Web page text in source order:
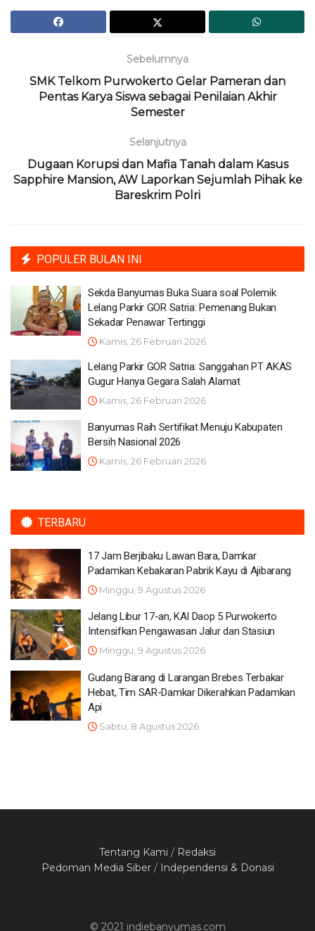
Sebelumnya
SMK Telkom Purwokerto Gelar Pameran dan
Pentas Karya Siswa sebagai Penilaian Akhir
Semester
Selanjutnya
Dugaan Korupsi dan Mafia Tanah dalam Kasus
Sapphire Mansion, AW Laporkan Sejumlah Pihak ke
Bareskrim Polri
POPULER BULAN INI
Sekda Banyumas Buka Suara soal Polemik
Lelang Parkir GOR Satria: Pemenang Bukan
Sekadar Penawar Tertinggi
Kamis, 26 Februari 2026
Lelang Parkir GOR Satria: Sanggahan PT AKAS
Gugur Hanya Gegara Salah Alamat
Kamis, 26 Februari 2026
Banyumas Raih Sertifikat Menuju Kabupaten
Bersih Nasional 2026
Kamis, 26 Februari 2026
TERBARU
17 Jam Berjibaku Lawan Bara, Damkar
Padamkan Kebakaran Pabrik Kayu di Ajibarang
Minggu, 9 Agustus 2026
Jelang Libur 17-an, KAI Daop 5 Purwokerto
Intensifkan Pengawasan Jalur dan Stasiun
Minggu, 9 Agustus 2026
Gudang Barang di Larangan Brebes Terbakar
Hebat, Tim SAR-Damkar Dikerahkan Padamkan
Api
Sabtu, 8 Agustus 2026
Tentang Kami / Redaksi
Pedoman Media Siber/ Independensi & Donasi
© 2021 indiebanyumas.com